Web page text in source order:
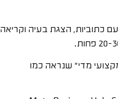
מאפשר להגיע לאנשים שלא עוקבים אחריך. הפורמט הכי אפקטיבי הוא וידיאו של 15 שניות עם כתוביות, הצגת בעיה וקריאה
מדי" שנראה כמו